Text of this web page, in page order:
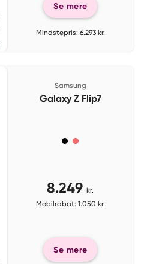
Se mere
Mindstepris: 6.293 kr.
Samsung
Galaxy Z Flip7
8.249 kr.
Mobilrabat: 1.050 kr.
Se mere